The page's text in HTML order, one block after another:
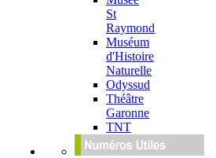
St
Raymond
Muséum
d'Histoire
Naturelle
Odyssud
Théâtre
Garonne
TNT